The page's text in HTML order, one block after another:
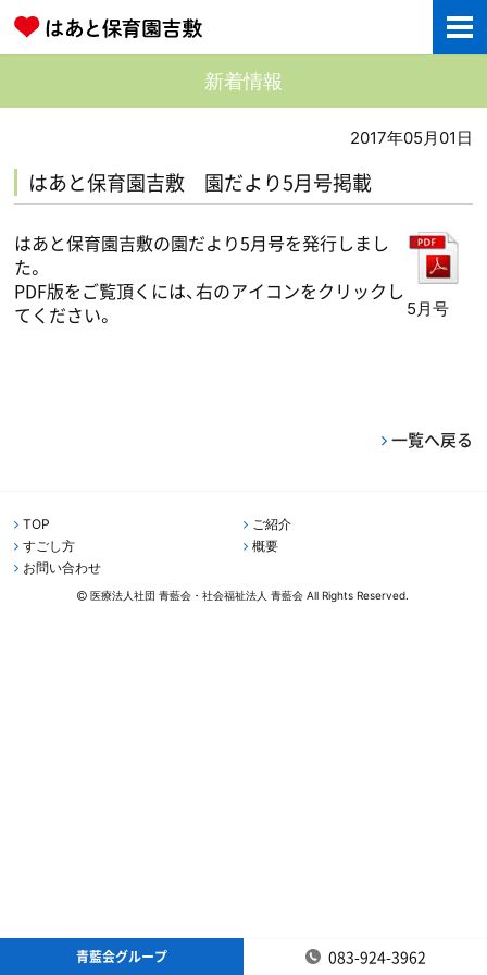
青藍会グループ 083-924-3962
新着情報
2017年05月01日
はあと保育園吉敷 園だより5月号掲載
はあと保育園吉敷の園だより5月号を発行しまし
た。
PDF版をご覧頂くには、右のアイコンをクリックし
てください。
5月号
一覧へ戻る
TOP
ご紹介
すごし方
概要
お問い合わせ
医療法人社団 青藍会・社会福祉法人 青藍会 All Rights Reserved.